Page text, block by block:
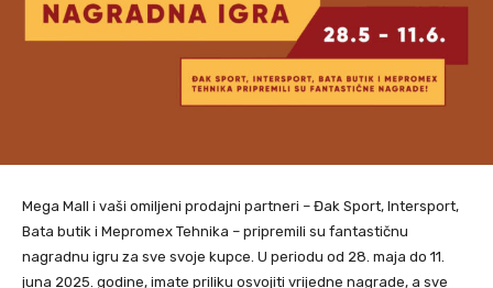
Mega Mall i vaši omiljeni prodajni partneri – Đak Sport, Intersport,
Bata butik i Mepromex Tehnika – pripremili su fantastičnu
nagradnu igru za sve svoje kupce. U periodu od 28. maja do 11.
juna 2025. godine, imate priliku osvojiti vrijedne nagrade, a sve